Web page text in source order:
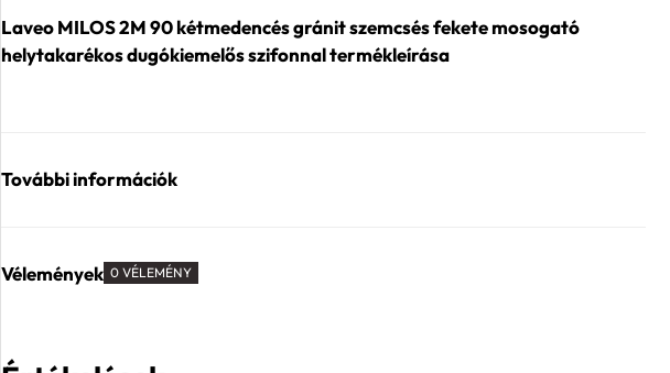
Laveo MILOS 2M 90 kétmedencés gránit szemcsés fekete mosogató
helytakarékos dugókiemelős szifonnal termékleírása
További információk
Vélemények 0 VÉLEMÉNY